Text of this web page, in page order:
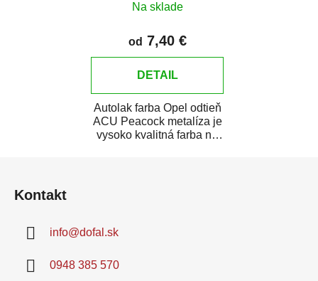
Na sklade
od 7,40 €
DETAIL
Autolak farba Opel odtieň
ACU Peacock metalíza je
vysoko kvalitná farba na
Kontakt
info@dofal.sk
0948 385 570